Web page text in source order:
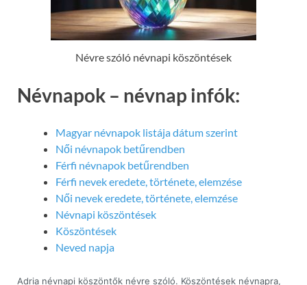
Névre szóló névnapi köszöntések
Névnapok – névnap infók:
Magyar névnapok listája dátum szerint
Női névnapok betűrendben
Férfi névnapok betűrendben
Férfi nevek eredete, története, elemzése
Női nevek eredete, története, elemzése
Névnapi köszöntések
Köszöntések
Neved napja
Adria névnapi köszöntők névre szóló. Köszöntések névnapra,